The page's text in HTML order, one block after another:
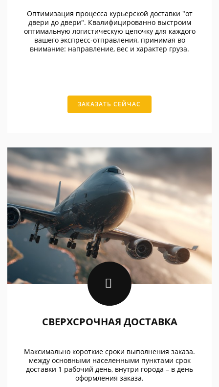
Оптимизация процесса курьерской доставки "от
двери до двери". Квалифицированно выстроим
оптимальную логистическую цепочку для каждого
вашего экспресс-отправления, принимая во
внимание: направление, вес и характер груза.
ЗАКАЗАТЬ СЕЙЧАС
СВЕРХСРОЧНАЯ ДОСТАВКА
Максимально короткие сроки выполнения заказа.
между основными населенными пунктами срок
доставки 1 рабочий день, внутри города – в день
оформления заказа.